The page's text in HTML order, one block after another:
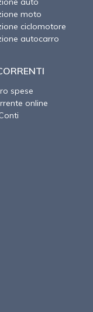
moto
ciclomotore
autocarro
spese
online